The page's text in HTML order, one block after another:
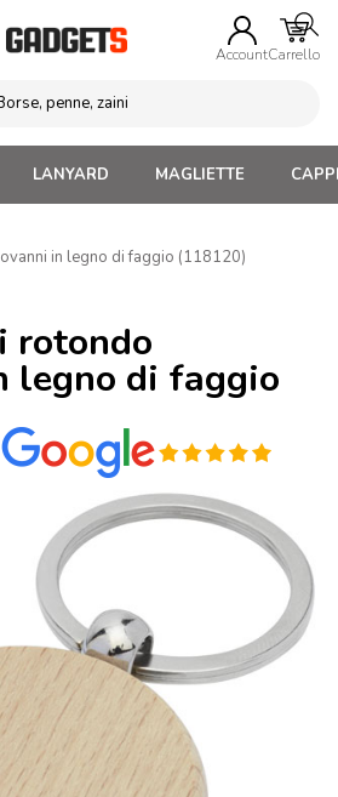
AccountCarrello
LANYARD MAGLIETTE
in legno di faggio (118120)
rotondo
legno di faggio